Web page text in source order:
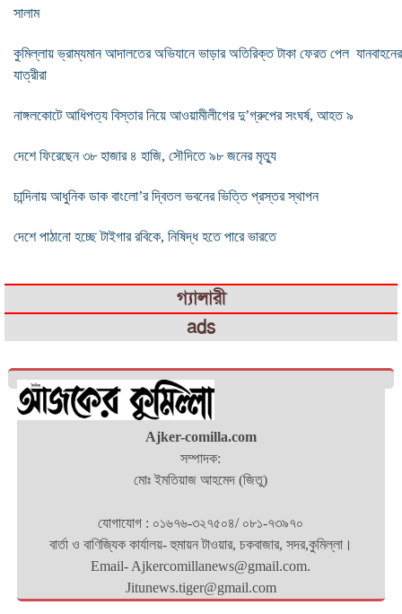
সালাম
কুমিল্লায় ভ্রাম্যমান আদালতের অভিযানে ভাড়ার অতিরিক্ত টাকা ফেরত পেল যানবাহনের
যাত্রীরা
নাঙ্গলকোটে আধিপত্য বিস্তার নিয়ে আওয়ামীলীগের দু’গ্রুপের সংঘর্ষ, আহত ৯
দেশে ফিরেছেন ৩৮ হাজার ৪ হাজি, সৌদিতে ৯৮ জনের মৃত্যু
চান্দিনায় আধুনিক ডাক বাংলো’র দ্বিতল ভবনের ভিত্তি প্রস্তর স্থাপন
দেশে পাঠানো হচ্ছে টাইগার রবিকে, নিষিদ্ধ হতে পারে ভারতে
গ্যালারী
ads
Ajker-comilla.com
সম্পাদক:
মোঃ ইমতিয়াজ আহমেদ (জিতু)
যোগাযোগ : ০১৬৭৬-৩২৭৫০৪/ ০৮১-৭৩৯৭০
বার্তা ও বাণিজ্যিক কার্যালয়- হুমায়ন টাওয়ার, চকবাজার, সদর,কুমিল্লা।
Email- Ajkercomillanews@gmail.com.
Jitunews.tiger@gmail.com